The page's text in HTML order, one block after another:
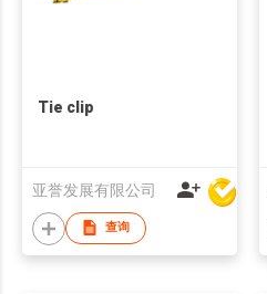
Tie clip
亚誉发展有限公司
查询